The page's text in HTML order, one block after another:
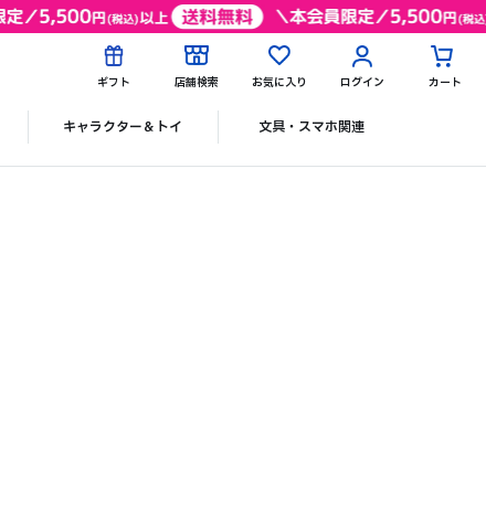
ギフト 店舗検索 お気に入り ログイン カート
キャラクター＆トイ 文具・スマホ関連